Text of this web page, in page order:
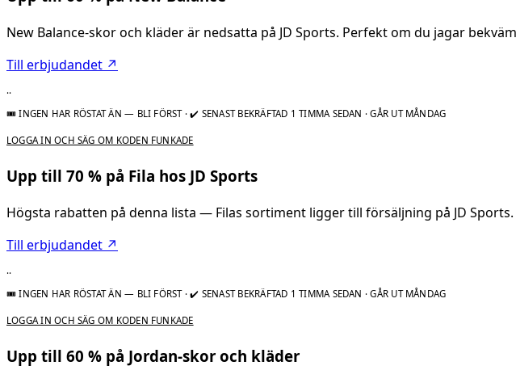
New Balance-skor och kläder är nedsatta på JD Sports. Perfekt om du jagar
Till erbjudandet ↗
..
🎟 INGEN HAR RÖSTAT ÄN — BLI FÖRST · ✔ SENAST BEKRÄFTAD 1 TIMMA SEDAN · GÅR UT MÅNDAG
LOGGA IN OCH SÄG OM KODEN FUNKADE
Upp till 70 % på Fila hos JD Sports
Högsta rabatten på denna lista — Filas sortiment ligger till försäljning på JD Sports.
Till erbjudandet ↗
..
🎟 INGEN HAR RÖSTAT ÄN — BLI FÖRST · ✔ SENAST BEKRÄFTAD 1 TIMMA SEDAN · GÅR UT MÅNDAG
LOGGA IN OCH SÄG OM KODEN FUNKADE
Upp till 60 % på Jordan-skor och kläder